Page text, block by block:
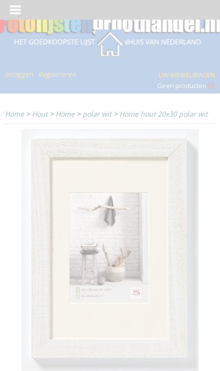
Inloggen Registreren
UW WINKELWAGEN
Geen producten (0)
Home> Hout> Home> polar wit> Home hout 20x30 polar wit